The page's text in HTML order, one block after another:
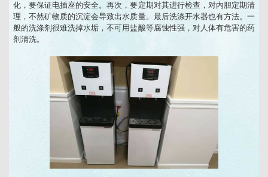
化，要保证电插座的安全。再次，要定期对其进行检查，对内胆定期清
理，不然矿物质的沉淀会导致出水质量。最后洗涤开水器也有方法。一
般的洗涤剂很难洗掉水垢，不可用盐酸等腐蚀性强，对人体有危害的药
剂清洗。